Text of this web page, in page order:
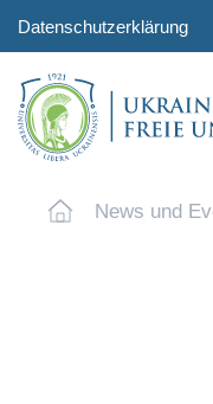
Datenschutzerklärung
News und